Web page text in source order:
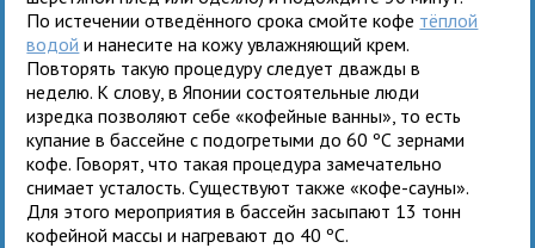
По истечении отведённого срока смойте кофе тёплой
водой и нанесите на кожу увлажняющий крем.
Повторять такую процедуру следует дважды в
неделю. К слову, в Японии состоятельные люди
изредка позволяют себе «кофейные ванны», то есть
купание в бассейне с подогретыми до 60 ºС зернами
кофе. Говорят, что такая процедура замечательно
снимает усталость. Существуют также «кофе-сауны».
Для этого мероприятия в бассейн засыпают 13 тонн
кофейной массы и нагревают до 40 ºС.